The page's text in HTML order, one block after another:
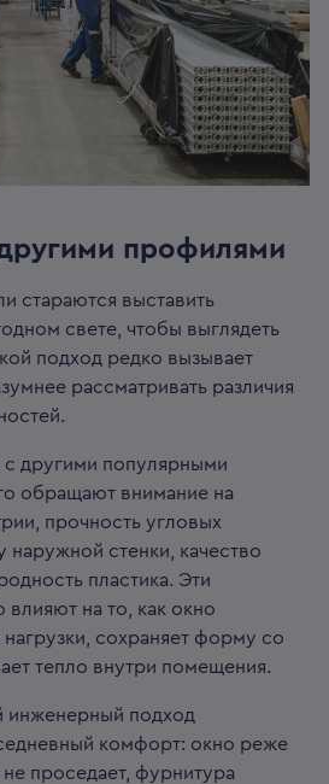
профилями
стараются выставить
свете, чтобы выглядеть
подход редко вызывает
рассматривать различия
с другими популярными
обращают внимание на
прочность угловых
наружной стенки, качество
пластика. Эти
на то, как окно
сохраняет форму со
тепло внутри помещения.
инженерный подход
комфорт: окно реже
проседает, фурнитура